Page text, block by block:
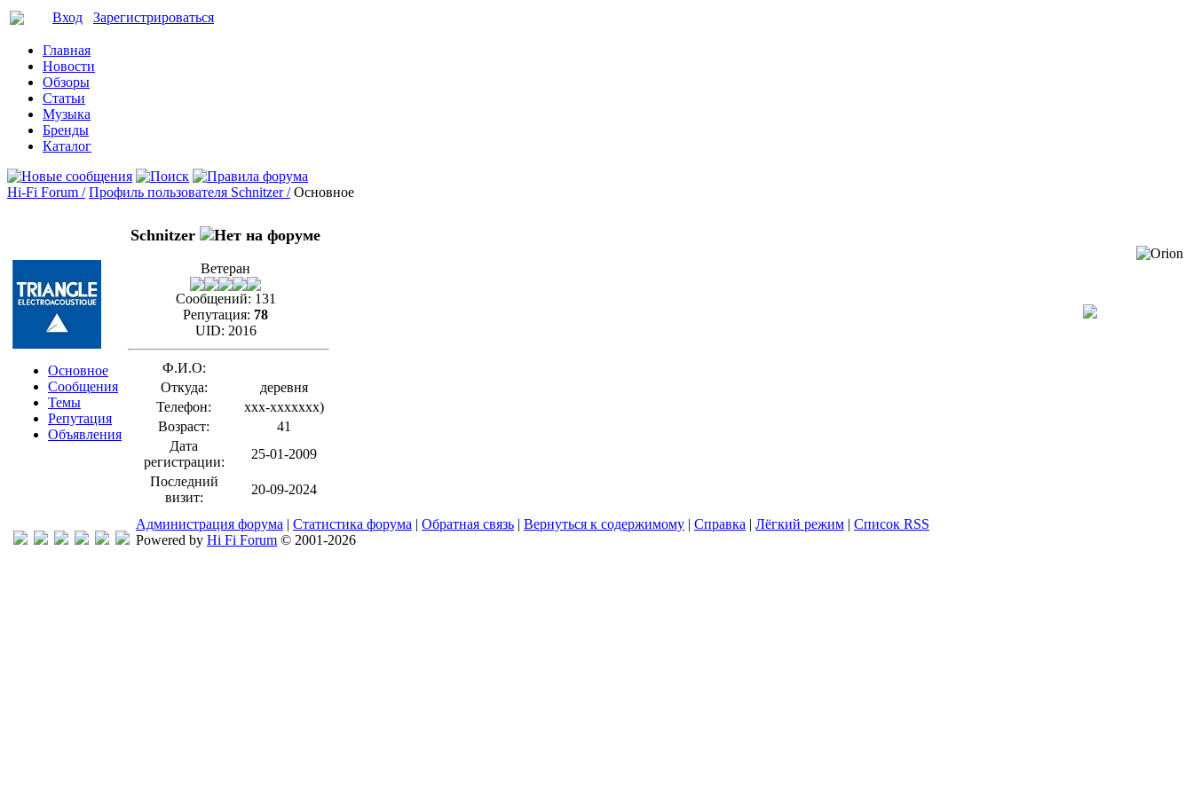
Вход Зарегистрироваться
Главная
Новости
Обзоры
Статьи
Музыка
Бренды
Каталог
Hi-Fi Forum / Профиль пользователя Schnitzer / Основное
Основное
Сообщения
Темы
Репутация
Объявления
Schnitzer
Ветеран
Сообщений: 131
Репутация: 78
UID: 2016
Ф.И.О:
Откуда:
деревня
Телефон:
xxx-xxxxxxx)
Возраст:
41
Дата
регистрации:
25-01-2009
Последний
визит:
20-09-2024
Администрация форума | Статистика форума | Обратная связь | Вернуться к содержимому | Справка | Лёгкий режим | Список RSS
Powered by Hi Fi Forum © 2001-2026